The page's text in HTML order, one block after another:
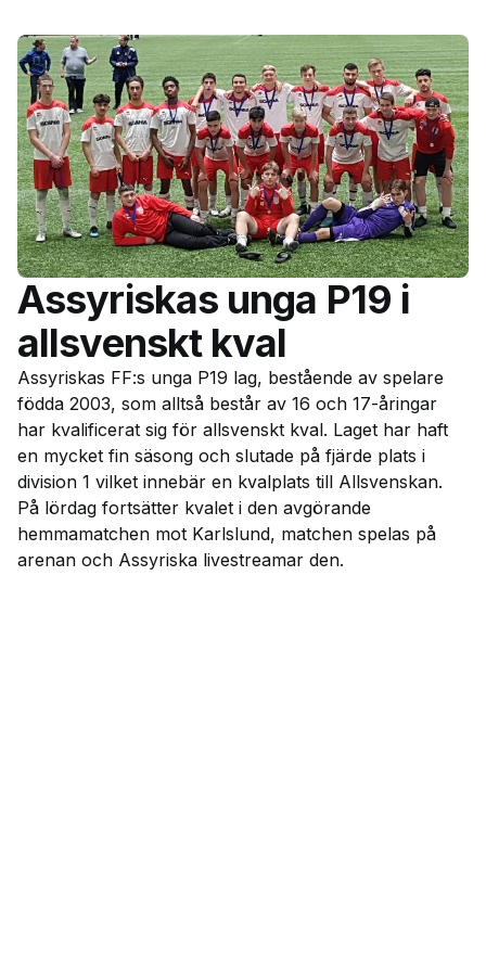
Assyriskas unga P19 i
allsvenskt kval
Assyriskas FF:s unga P19 lag, bestående av spelare
födda 2003, som alltså består av 16 och 17-åringar
har kvalificerat sig för allsvenskt kval. Laget har haft
en mycket fin säsong och slutade på fjärde plats i
division 1 vilket innebär en kvalplats till Allsvenskan.
På lördag fortsätter kvalet i den avgörande
hemmamatchen mot Karlslund, matchen spelas på
arenan och Assyriska livestreamar den.